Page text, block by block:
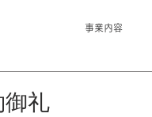
事業内容
礼